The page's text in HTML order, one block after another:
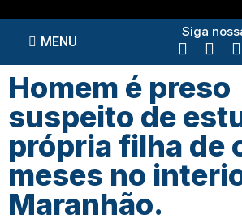
MENU
Siga
Homem é preso
suspeito de
própria filha de
meses no
Maranhão.